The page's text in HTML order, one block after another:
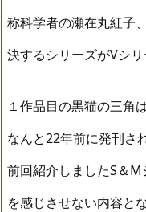
称科学者の瀬在丸紅子
決するシリーズがVシリ
１作品目の黒猫の三角
なんと22年前に発刊さ
前回紹介しましたS＆
を感じさせない内容と